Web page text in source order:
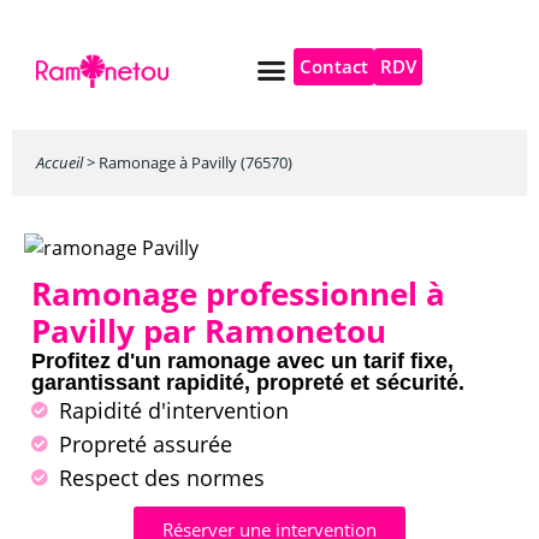
Contact RDV
Accueil> Ramonage à Pavilly (76570)
Ramonage professionnel à
Pavilly par Ramonetou
Profitez d'un ramonage avec un tarif fixe,
garantissant rapidité, propreté et sécurité.
Rapidité d'intervention
Propreté assurée
Respect des normes
Réserver une intervention